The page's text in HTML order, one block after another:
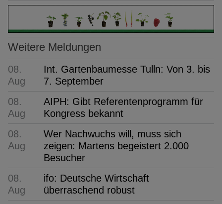
Weitere Meldungen
08.
Aug
Int. Gartenbaumesse Tulln: Von 3. bis
7. September
08.
Aug
AIPH: Gibt Referentenprogramm für
Kongress bekannt
08.
Aug
Wer Nachwuchs will, muss sich
zeigen: Martens begeistert 2.000
Besucher
08.
Aug
ifo: Deutsche Wirtschaft
überraschend robust